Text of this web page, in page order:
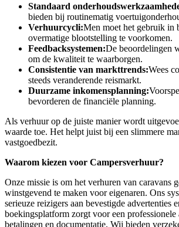
Standaard
bieden bij routinematig
Verhuurcycli:Men moet het gebruik in
overmatige blootstelling te voorkomen.
Feedbacksystemen:De beoordelingen
om de kwaliteit te waarborgen.
Consistentie van markttrends:Wees
steeds veranderende reismarkt.
Duurzame inkomensplanning:
bevorderen de financiële planning.
Als verhuur op de juiste manier wordt
waarde toe. Het helpt juist bij een slimmere
vastgoedbezit.
Waarom kiezen voor Campersverhuur?
Onze missie is om het verhuren van caravans
winstgevend te maken voor eigenaren. Ons
serieuze reizigers aan bevestigde advertenties
boekingsplatform zorgt voor een professionele
betalingen en documentatie. Wij bieden